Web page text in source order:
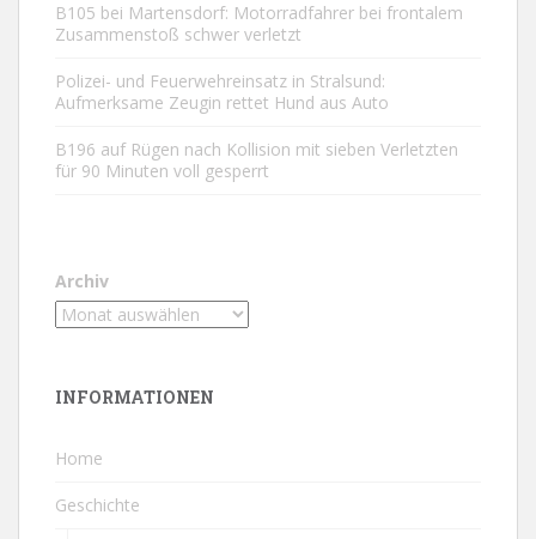
B105 bei Martensdorf: Motorradfahrer bei frontalem
Zusammenstoß schwer verletzt
Polizei- und Feuerwehreinsatz in Stralsund:
Aufmerksame Zeugin rettet Hund aus Auto
B196 auf Rügen nach Kollision mit sieben Verletzten
für 90 Minuten voll gesperrt
Archiv
INFORMATIONEN
Home
Geschichte